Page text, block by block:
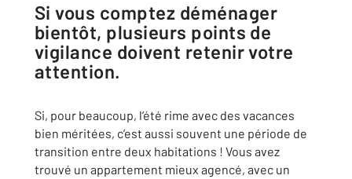
Si vous comptez déménager
bientôt, plusieurs points de
vigilance doivent retenir votre
attention.
Si, pour beaucoup, l’été rime avec des vacances
bien méritées, c’est aussi souvent une période de
transition entre deux habitations ! Vous avez
trouvé un appartement mieux agencé, avec un